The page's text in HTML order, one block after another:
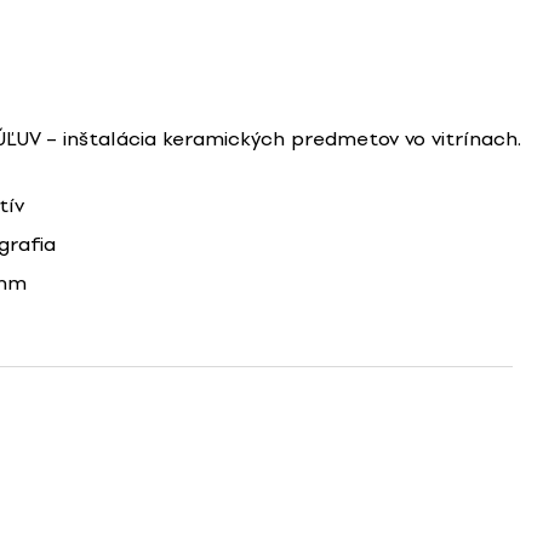
– inštalácia keramických predmetov vo vitrínach.